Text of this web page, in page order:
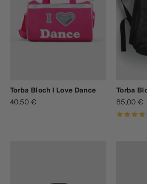
Torba Bloch I Love Dance
40,50 €
Torba
85,00 €